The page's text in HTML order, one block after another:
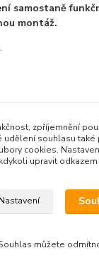
samostaně
montáž.
v kategoriích
zpříjemnění
udělení souhlasu
cookies.
upravit
Nastavení
můžete